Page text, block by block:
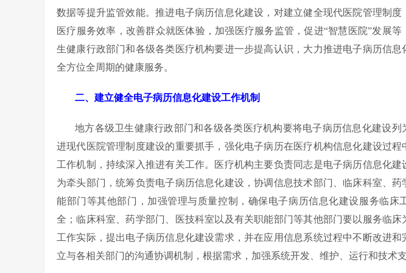
数据等提升监管效能。推进电子病历信息化建设，对建立健全现代医院管理制
医疗服务效率，改善群众就医体验，加强医疗服务监管，促进“智慧医院”发展
生健康行政部门和各级各类医疗机构要进一步提高认识，大力推进电子病历信
全方位全周期的健康服务。
二、建立健全电子病历信息化建设工作机制
地方各级卫生健康行政部门和各级各类医疗机构要将电子病历信息化建设列
进现代医院管理制度建设的重要抓手，强化电子病历在医疗机构信息化建设过
工作机制，持续深入推进有关工作。医疗机构主要负责同志是电子病历信息化
为牵头部门，统筹负责电子病历信息化建设，协调信息技术部门、临床科室、
能部门等其他部门，加强管理与质量控制，确保电子病历信息化建设服务临床
全；临床科室、药学部门、医技科室以及有关职能部门等其他部门要以服务临
工作实际，提出电子病历信息化建设需求，并在应用信息系统过程中不断改进
立与各相关部门的沟通协调机制，根据需求，加强系统开发、维护、运行和技术支